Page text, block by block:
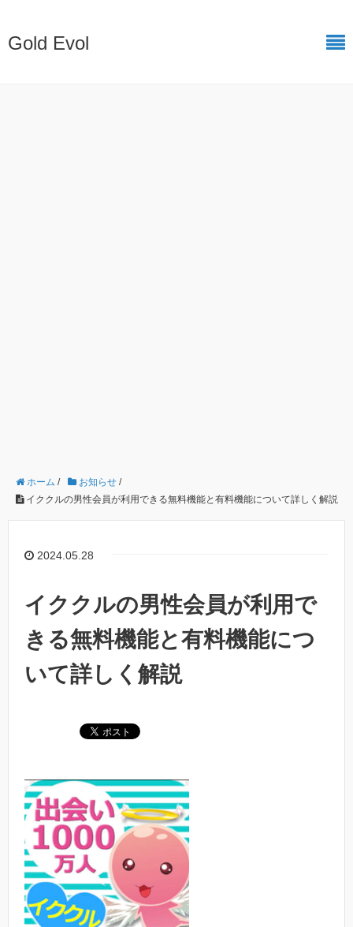
Gold Evol
ホーム / お知らせ /
イククルの男性会員が利用できる無料機能と有料機能について詳しく解説
2024.05.28
イククルの男性会員が利用で
きる無料機能と有料機能につ
いて詳しく解説